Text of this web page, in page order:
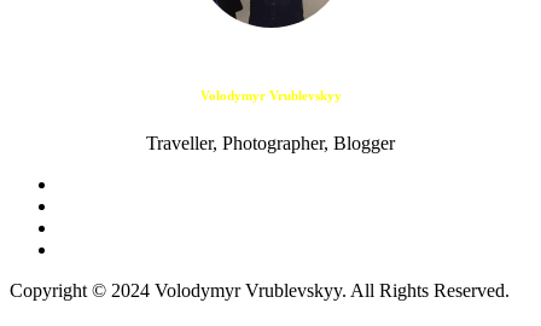
Volodymyr Vrublevskyy
Traveller, Photographer, Blogger
Copyright © 2024 Volodymyr Vrublevskyy. All Rights Reserved.